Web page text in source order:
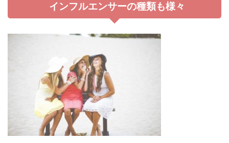
インフルエンサーの種類も様々